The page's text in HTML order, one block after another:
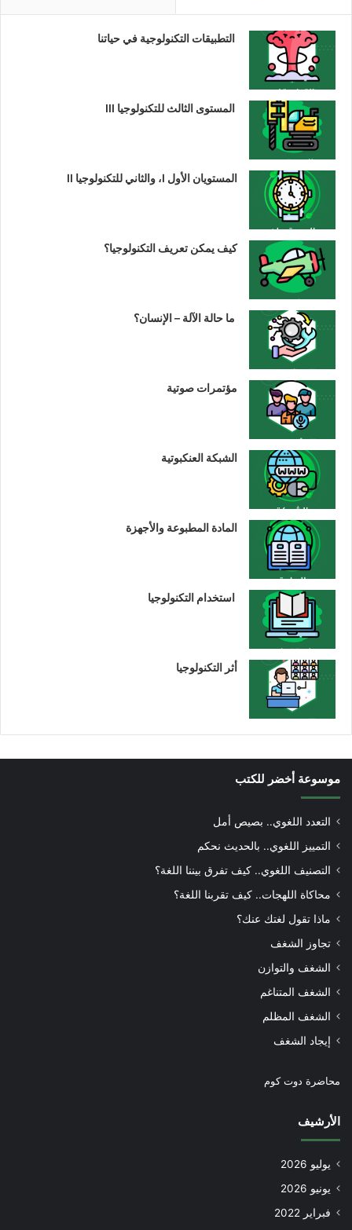
التطبيقات التكنولوجية في حياتنا
المستوى الثالث للتكنولوجيا III
المستويان الأول I، والثاني للتكنولوجيا II
كيف يمكن تعريف التكنولوجيا؟
ما حالة الآلة – الإنسان؟
مؤتمرات صوتية
الشبكة العنكبوتية
المادة المطبوعة والأجهزة
استخدام التكنولوجيا
أثر التكنولوجيا
موسوعة أخضر للكتب
التعدد اللغوي.. بصيص أمل
التمييز اللغوي.. بالحديث نحكم
التصنيف اللغوي.. كيف تفرق بيننا اللغة؟
محاكاة اللهجات.. كيف تقربنا اللغة؟
ماذا تقول لغتك عنك؟
تجاوز الشغف
الشغف والتوازن
الشغف المتناغم
الشغف المظلم
إيجاد الشغف
محاضرة دوت كوم
الأرشيف
يوليو 2026
يونيو 2026
فبراير 2022